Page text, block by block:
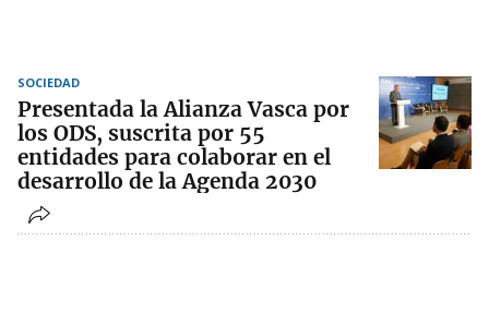
SOCIEDAD
Presentada la Alianza Vasca por
los ODS, suscrita por 55
entidades para colaborar en el
desarrollo de la Agenda 2030